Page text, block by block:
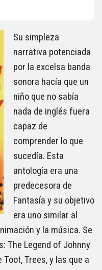
Su simpleza
narrativa potenciada
por la excelsa banda
sonora hacía que un
niño que no sabía
nada de inglés fuera
capaz de
comprender lo que
sucedía. Esta
antología era una
predecesora de
Fantasía y su objetivo
era uno similar al
y la música. Se
The Legend of Johnny
Trees, y las que a